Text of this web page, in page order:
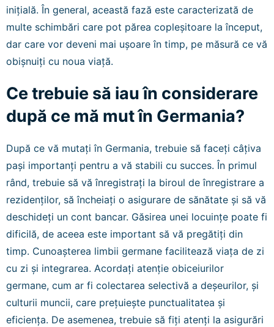
inițială. În general, această fază este caracterizată de
multe schimbări care pot părea copleșitoare la început,
dar care vor deveni mai ușoare în timp, pe măsură ce vă
obișnuiți cu noua viață.
Ce trebuie să iau în considerare
după ce mă mut în Germania?
După ce vă mutați în Germania, trebuie să faceți câțiva
pași importanți pentru a vă stabili cu succes. În primul
rând, trebuie să vă înregistrați la biroul de înregistrare a
rezidenților, să încheiați o asigurare de sănătate și să vă
deschideți un cont bancar. Găsirea unei locuințe poate fi
dificilă, de aceea este important să vă pregătiți din
timp. Cunoașterea limbii germane facilitează viața de zi
cu zi și integrarea. Acordați atenție obiceiurilor
germane, cum ar fi colectarea selectivă a deșeurilor, și
culturii muncii, care prețuiește punctualitatea și
eficiența. De asemenea, trebuie să fiți atenți la asigurări